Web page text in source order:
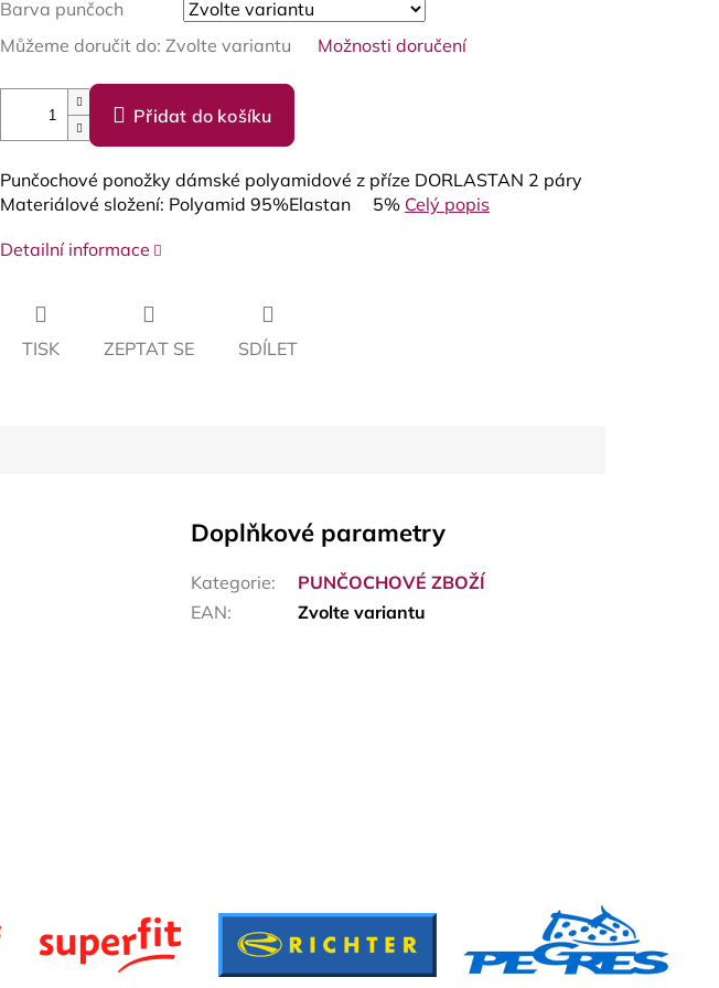
Barva punčoch
Můžeme doručit do: Zvolte variantu Možnosti doručení
Přidat do košíku
Punčochové ponožky dámské polyamidové z příze DORLASTAN 2 páry
Materiálové složení: Polyamid 95%Elastan 5% Celý popis
Detailní informace
TISK ZEPTAT SE SDÍLET
Doplňkové parametry
Kategorie:
PUNČOCHOVÉ ZBOŽÍ
EAN: Zvolte variantu